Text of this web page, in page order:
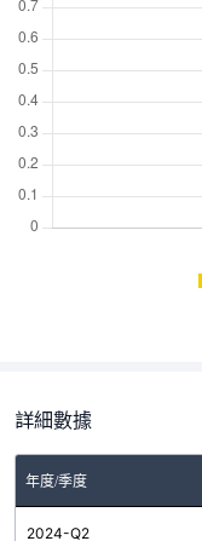
詳細數據
年度/季度
2024-Q2